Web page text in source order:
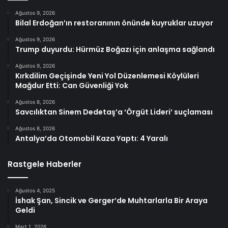
Ağustos 9, 2026
Bilal Erdoğan’ın restoranının önünde kuyruklar uzuyor
Ağustos 9, 2026
Trump duyurdu: Hürmüz Boğazı için anlaşma sağlandı
Ağustos 9, 2026
Kırkdilim Geçişinde Yeni Yol Düzenlemesi Köylüleri
Mağdur Etti: Can Güvenliği Yok
Ağustos 8, 2026
Savcılıktan Sinem Dedetaş’a ‘Örgüt Lideri’ suçlaması
Ağustos 8, 2026
Antalya’da Otomobil Kaza Yaptı: 4 Yaralı
Rastgele Haberler
Ağustos 4, 2025
İshak Şan, Sincik ve Gerger’de Muhtarlarla Bir Araya
Geldi
Mart 1, 2026